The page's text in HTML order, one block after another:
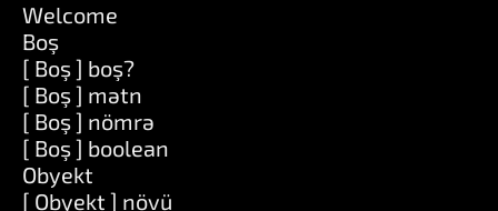
Welcome
Boş
[ Boş ] boş?
[ Boş ] mətn
[ Boş ] nömrə
[ Boş ] boolean
Obyekt
[ Obyekt ] növü